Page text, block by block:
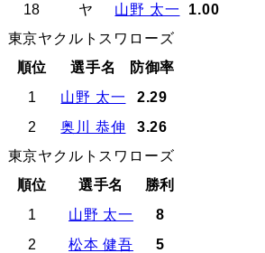
18
ヤ 山野 太一
1.00
東京ヤクルトスワローズ
順位
選手名
防御率
1
山野 太一
2.29
2
奥川 恭伸
3.26
東京ヤクルトスワローズ
順位
選手名
勝利
1
山野 太一
8
2
松本 健吾
5